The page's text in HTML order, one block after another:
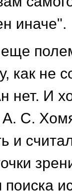
иначе".
как не
И
А. С.
и